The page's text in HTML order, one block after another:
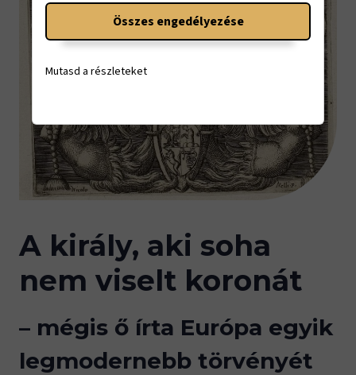
A király, aki soha
nem viselt koronát
– mégis ő írta Európa egyik
legmodernebb törvényét
Összes engedélyezése
Mutasd a részleteket